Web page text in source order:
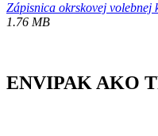
Zápisnica okrskovej volebnej
1.76 MB
ENVIPAK AKO